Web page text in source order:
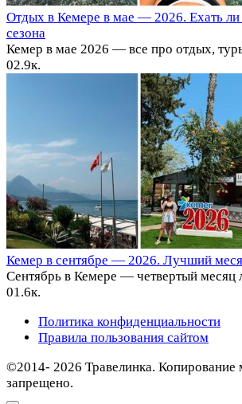
Отдых в Кемере в мае — 2026. Ехать ли
сезона
Кемер в мае 2026 — все про отдых,
02.9к.
Кемер в сентябре — 2026. Лучший
Сентябрь в Кемере — четвертый месяц
01.6к.
Политика конфиденциальности
Правила пользования сайтом
©2014- 2026 Травелинка. Копирование
запрещено.